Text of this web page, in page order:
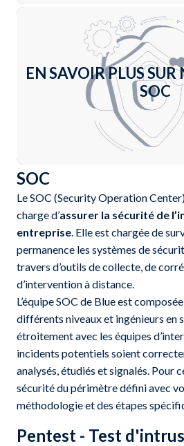
EN SAVOIR PLUS
SOC
En savoir
SOC
Le SOC (Security Operation
charge d’assurer la sécurité de
entreprise. Elle est chargée de
permanence les systèmes de
travers d’outils de collecte, de
d’intervention à distance.
L’équipe SOC de Blue est
différents niveaux et ingénieurs en
étroitement avec les équipes
incidents potentiels soient
analysés, étudiés et signalés. Pour
sécurité du périmètre défini avec
méthodologie et des étapes
Pentest - Test